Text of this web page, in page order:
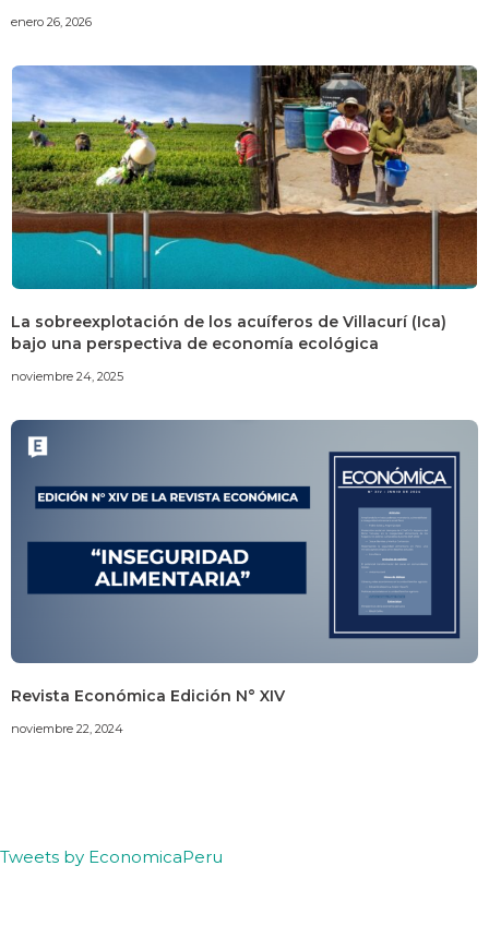
enero 26, 2026
La sobreexplotación de los acuíferos de Villacurí (Ica)
bajo una perspectiva de economía ecológica
noviembre 24, 2025
Revista Económica Edición N° XIV
noviembre 22, 2024
Tweets by EconomicaPeru